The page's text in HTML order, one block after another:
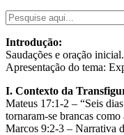
Introdução:
Saudações e oração inicial.
Apresentação do tema:
I. Contexto da
Mateus 17:1-2 – “Seis
tornaram-se brancas como
Marcos 9:2-3 – Narrativa